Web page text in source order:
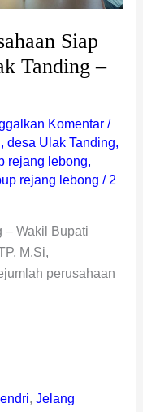
Siap
Tanding –
Komentar /
, desa Ulak Tanding,
rejang lebong,
rejang lebong / 2
– Wakil Bupati
M.Si,
perusahaan
, Jelang